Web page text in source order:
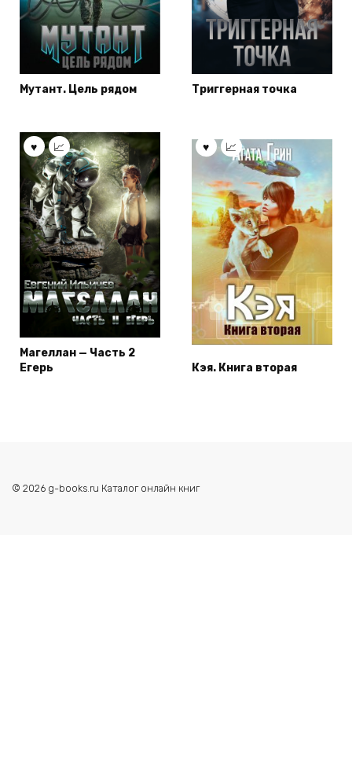
Мутант. Цель рядом Триггерная точка
Магеллан — Часть 2
Егерь
Кэя. Книга вторая
© 2026 g-books.ru Каталог онлайн книг